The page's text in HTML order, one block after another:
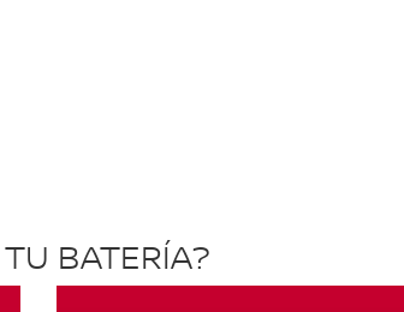
BATERÍA?